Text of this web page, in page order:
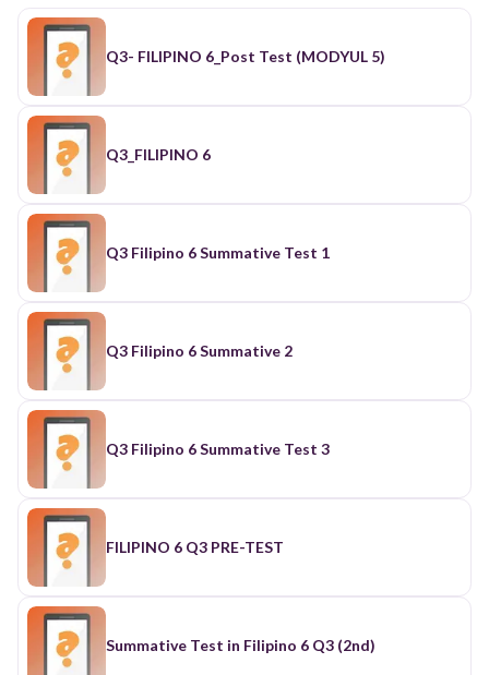
Q3- FILIPINO 6_Post Test (MODYUL 5)
Q3_FILIPINO 6
Q3 Filipino 6 Summative Test 1
Q3 Filipino 6 Summative 2
Q3 Filipino 6 Summative Test 3
FILIPINO 6 Q3 PRE-TEST
Summative Test in Filipino 6 Q3 (2nd)